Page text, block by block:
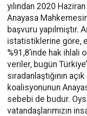
yılından 2020
Anayasa
başvuru
istatistiklerine göre,
%91,8’inde hak ihlali
veriler, bugün
sıradanlaştığının
koalisyonunun
sebebi de budur.
vatandaşlarımızın